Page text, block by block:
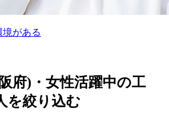
がある
府)・女性活躍中の工
を絞り込む